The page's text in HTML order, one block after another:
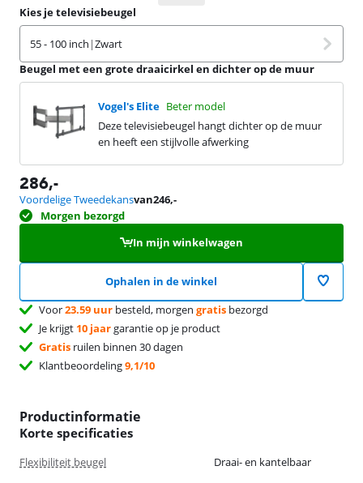
Kies je televisiebeugel
55 - 100 inch |Zwart
Beugel met een grote draaicirkel en dichter op de muur
Vogel's Elite Beter model
Deze televisiebeugel hangt dichter op de muur
en heeft een stijlvolle afwerking
286,-
Voordelige Tweedekansvan246,-
Morgen bezorgd
In mijn winkelwagen
Ophalen in de winkel
Voor23.59 uur besteld, morgen gratis bezorgd
Je krijgt 10 jaargarantie op je product
Gratis ruilen binnen 30 dagen
Klantbeoordeling9,1/10
Productinformatie
Korte specificaties
Flexibiliteit beugel
Draai- en kantelbaar